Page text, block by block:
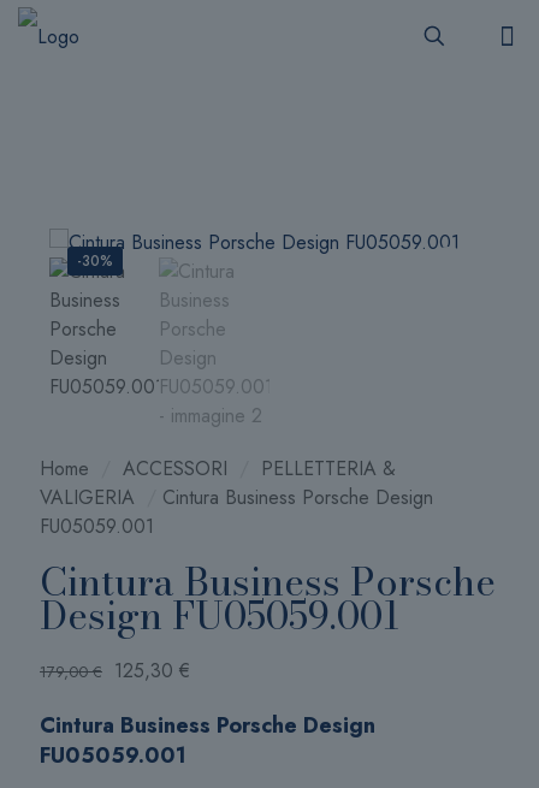
-30%
Home ACCESSORI
PELLETTERIA &
VALIGERIA
Cintura Business Porsche Design
FU05059.001
Cintura Business Porsche
Design FU05059.001
179,00€ Il
originale
era:
125,30 €
attuale
Cintura Business Porsche Design
FU05059.001